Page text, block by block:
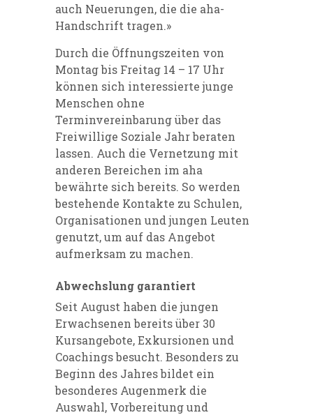
auch Neuerungen, die die aha-
Handschrift tragen.»
Durch die Öffnungszeiten von
Montag bis Freitag 14 – 17 Uhr
können sich interessierte junge
Menschen ohne
Terminvereinbarung über das
Freiwillige Soziale Jahr beraten
lassen. Auch die Vernetzung mit
anderen Bereichen im aha
bewährte sich bereits. So werden
bestehende Kontakte zu Schulen,
Organisationen und jungen Leuten
genutzt, um auf das Angebot
aufmerksam zu machen.
Abwechslung garantiert
Seit August haben die jungen
Erwachsenen bereits über 30
Kursangebote, Exkursionen und
Coachings besucht. Besonders zu
Beginn des Jahres bildet ein
besonderes Augenmerk die
Auswahl, Vorbereitung und